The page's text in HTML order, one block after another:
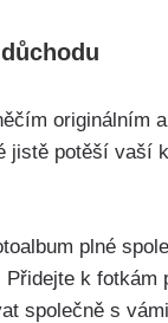
originálním
jistě potěší vaší
plné
k
společně s